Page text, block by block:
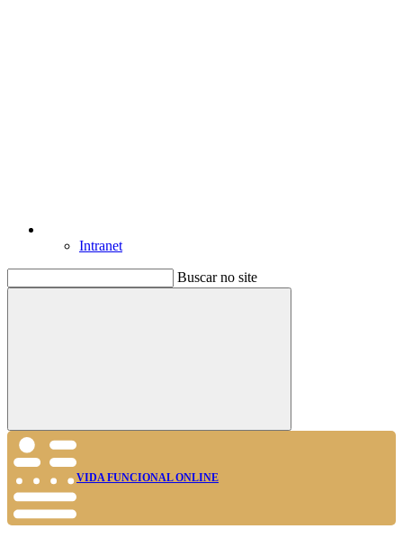
Intranet
Buscar no site
Buscar
VIDA FUNCIONAL ONLINE